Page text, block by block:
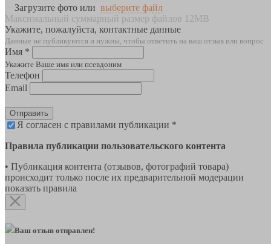
Загрузите фото или выберите файл
Максимальный суммарный размер файлов 12MB
Укажите, пожалуйста, контактные данные
Данные не публикуются и нужны, чтобы ответить на ваш отзыв или вопрос
Имя *
Укажите Ваше имя или псевдоним
Телефон
Email
Отправить
Я согласен с правилами публикации *
Правила публикации пользовательского контента
• Публикация контента (отзывов, фотографий товара)
происходит только после их предварительной модерации
показать правила
Ваш отзыв отправлен!